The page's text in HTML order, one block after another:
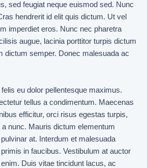
sed feugiat neque euismod sed. Nunc
hendrerit id elit quis dictum. Ut vel
imperdiet eros. Nunc nec pharetra
augue, lacinia porttitor turpis dictum
dictum semper. Donec malesuada ac
eu dolor pellentesque maximus.
tellus a condimentum. Maecenas
efficitur, orci risus egestas turpis,
nunc. Mauris dictum elementum
at. Interdum et malesuada
in faucibus. Vestibulum at auctor
Duis vitae tincidunt lacus, ac